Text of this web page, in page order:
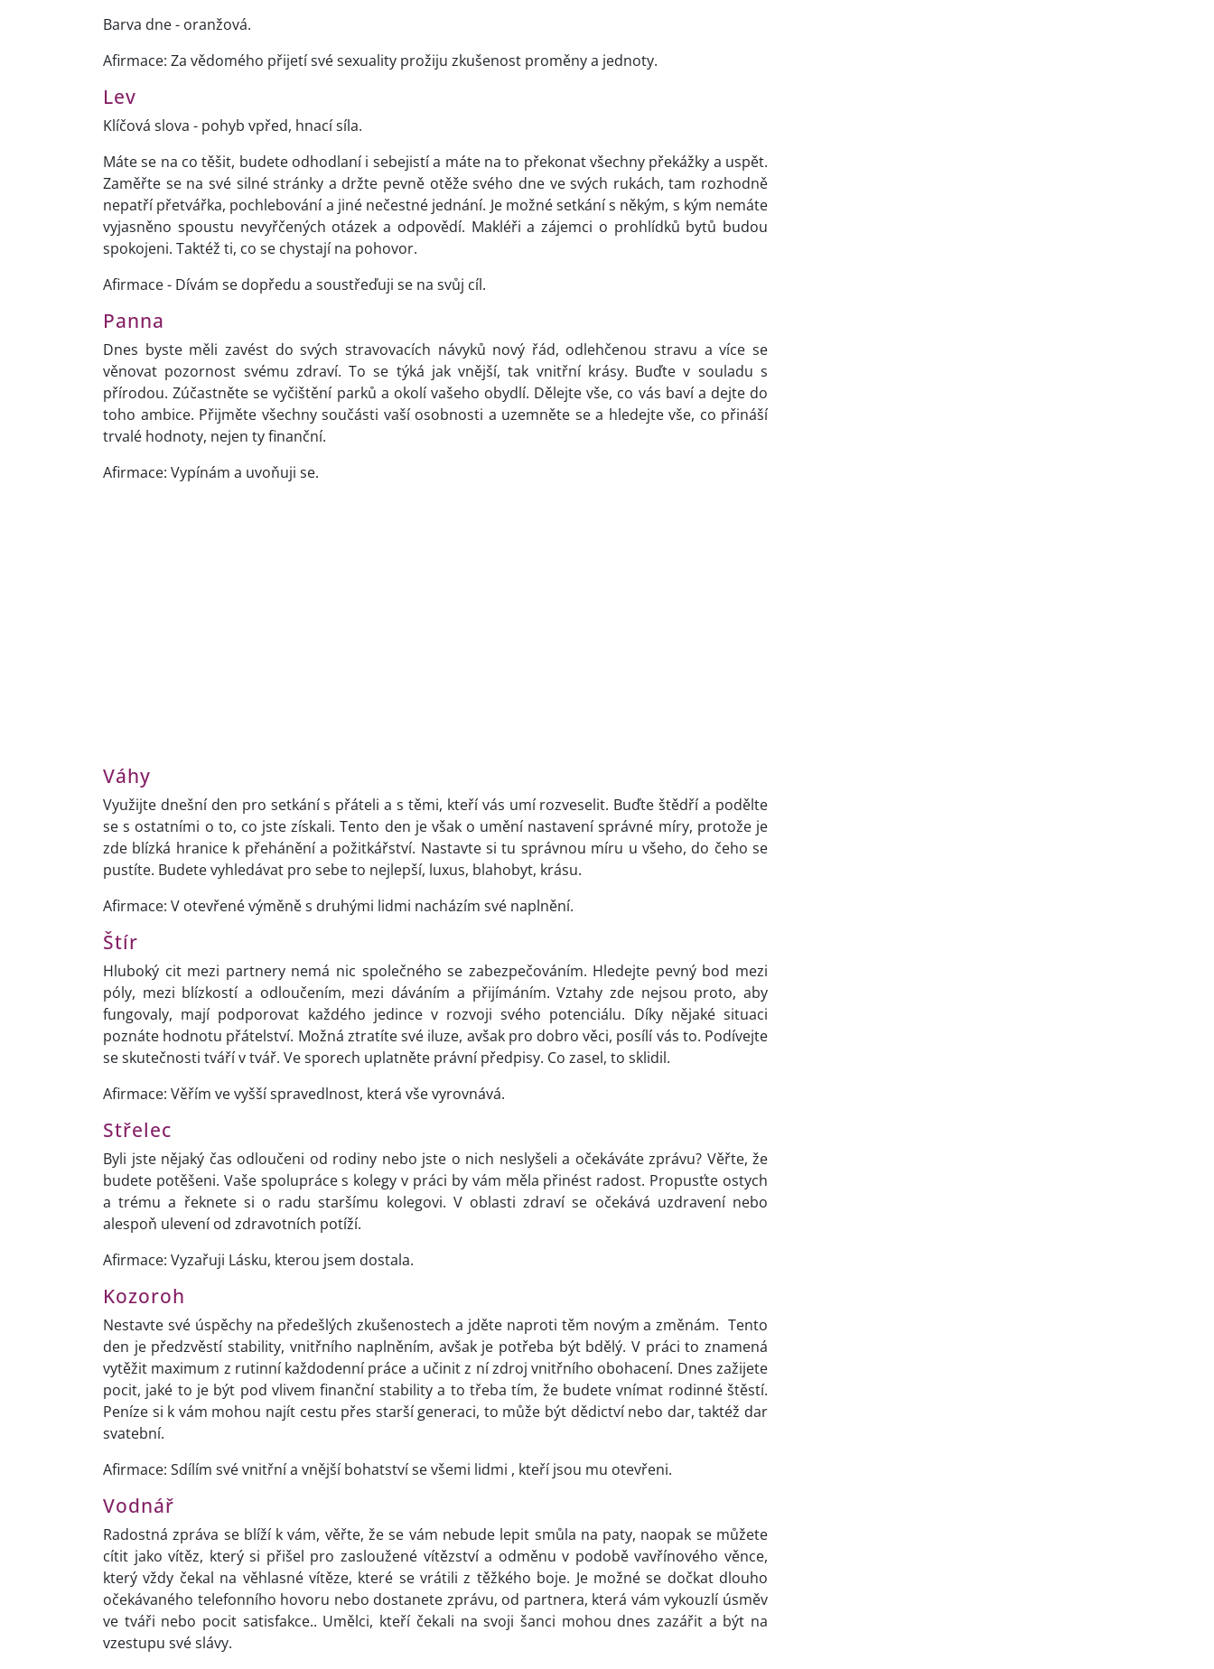
Barva dne - oranžová.
Afirmace: Za vědomého přijetí své sexuality prožiju zkušenost proměny a jednoty.
Lev
Klíčová slova - pohyb vpřed, hnací síla.
Máte se na co těšit, budete odhodlaní i sebejistí a máte na to překonat všechny překážky a uspět.
Zaměřte se na své silné stránky a držte pevně otěže svého dne ve svých rukách, tam rozhodně
nepatří přetvářka, pochlebování a jiné nečestné jednání. Je možné setkání s někým, s kým nemáte
vyjasněno spoustu nevyřčených otázek a odpovědí. Makléři a zájemci o prohlídků bytů budou
spokojeni. Taktéž ti, co se chystají na pohovor.
Afirmace - Dívám se dopředu a soustřeďuji se na svůj cíl.
Panna
Dnes byste měli zavést do svých stravovacích návyků nový řád, odlehčenou stravu a více se
věnovat pozornost svému zdraví. To se týká jak vnější, tak vnitřní krásy. Buďte v souladu s
přírodou. Zúčastněte se vyčištění parků a okolí vašeho obydlí. Dělejte vše, co vás baví a dejte do
toho ambice. Přijměte všechny součásti vaší osobnosti a uzemněte se a hledejte vše, co přináší
trvalé hodnoty, nejen ty finanční.
Afirmace: Vypínám a uvoňuji se.
Váhy
Využijte dnešní den pro setkání s přáteli a s těmi, kteří vás umí rozveselit. Buďte štědří a podělte
se s ostatními o to, co jste získali. Tento den je však o umění nastavení správné míry, protože je
zde blízká hranice k přehánění a požitkářství. Nastavte si tu správnou míru u všeho, do čeho se
pustíte. Budete vyhledávat pro sebe to nejlepší, luxus, blahobyt, krásu.
Afirmace: V otevřené výměně s druhými lidmi nacházím své naplnění.
Štír
Hluboký cit mezi partnery nemá nic společného se zabezpečováním. Hledejte pevný bod mezi
póly, mezi blízkostí a odloučením, mezi dáváním a přijímáním. Vztahy zde nejsou proto, aby
fungovaly, mají podporovat každého jedince v rozvoji svého potenciálu. Díky nějaké situaci
poznáte hodnotu přátelství. Možná ztratíte své iluze, avšak pro dobro věci, posílí vás to. Podívejte
se skutečnosti tváří v tvář. Ve sporech uplatněte právní předpisy. Co zasel, to sklidil.
Afirmace: Věřím ve vyšší spravedlnost, která vše vyrovnává.
Střelec
Byli jste nějaký čas odloučeni od rodiny nebo jste o nich neslyšeli a očekáváte zprávu? Věřte, že
budete potěšeni. Vaše spolupráce s kolegy v práci by vám měla přinést radost. Propusťte ostych
a trému a řeknete si o radu staršímu kolegovi. V oblasti zdraví se očekává uzdravení nebo
alespoň ulevení od zdravotních potíží.
Afirmace: Vyzařuji Lásku, kterou jsem dostala.
Kozoroh
Nestavte své úspěchy na předešlých zkušenostech a jděte naproti těm novým a změnám. Tento
den je předzvěstí stability, vnitřního naplněním, avšak je potřeba být bdělý. V práci to znamená
vytěžit maximum z rutinní každodenní práce a učinit z ní zdroj vnitřního obohacení. Dnes zažijete
pocit, jaké to je být pod vlivem finanční stability a to třeba tím, že budete vnímat rodinné štěstí.
Peníze si k vám mohou najít cestu přes starší generaci, to může být dědictví nebo dar, taktéž dar
svatební.
Afirmace: Sdílím své vnitřní a vnější bohatství se všemi lidmi , kteří jsou mu otevřeni.
Vodnář
Radostná zpráva se blíží k vám, věřte, že se vám nebude lepit smůla na paty, naopak se můžete
cítit jako vítěz, který si přišel pro zasloužené vítězství a odměnu v podobě vavřínového věnce,
který vždy čekal na věhlasné vítěze, které se vrátili z těžkého boje. Je možné se dočkat dlouho
očekávaného telefonního hovoru nebo dostanete zprávu, od partnera, která vám vykouzlí úsměv
ve tváři nebo pocit satisfakce.. Umělci, kteří čekali na svoji šanci mohou dnes zazářit a být na
vzestupu své slávy.